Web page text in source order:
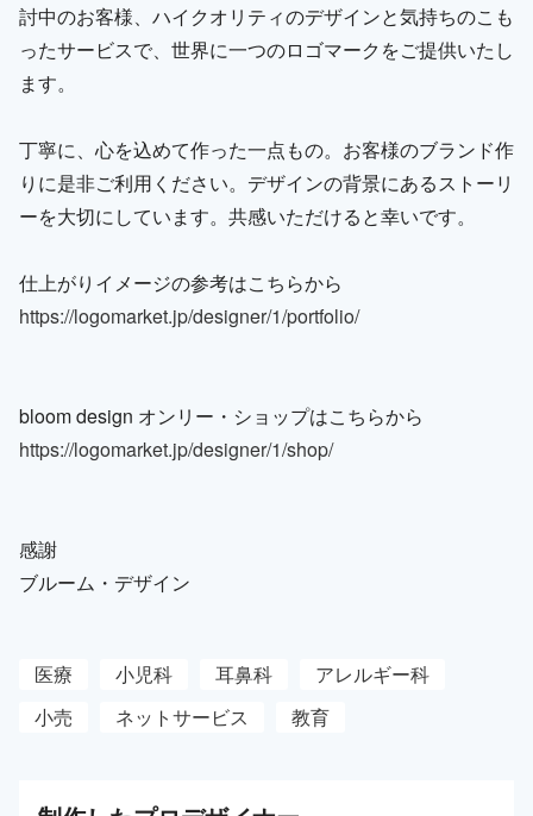
討中のお客様、ハイクオリティのデザインと気持ちのこも
ったサービスで、世界に一つのロゴマークをご提供いたし
ます。
丁寧に、心を込めて作った一点もの。お客様のブランド作
りに是非ご利用ください。デザインの背景にあるストーリ
ーを大切にしています。共感いただけると幸いです。
仕上がりイメージの参考はこちらから
https://logomarket.jp/designer/1/portfolio/
bloom design オンリー・ショップはこちらから
https://logomarket.jp/designer/1/shop/
感謝
ブルーム・デザイン
医療 小児科 耳鼻科
アレルギー科
小売
ネットサービス 教育